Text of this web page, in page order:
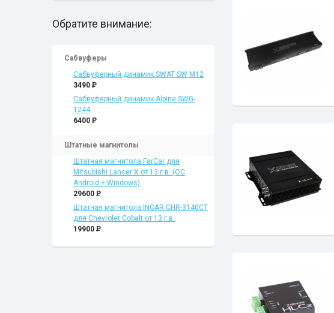
Обратите внимание:
Сабвуферы
Сабвуферный динамик SWAT SW M12
3490 P
Сабвуферный динамик Alpine SWG-
1244
6400 P
Штатные магнитолы
Штатная магнитола FarCar для
Mitsubishi Lancer X от 13 г.в. (ОС
Android + Windows)
29600 P
Штатная магнитола INCAR CHR-3140CT
для Chevrolet Cobalt от 13 г.в.
19900 P